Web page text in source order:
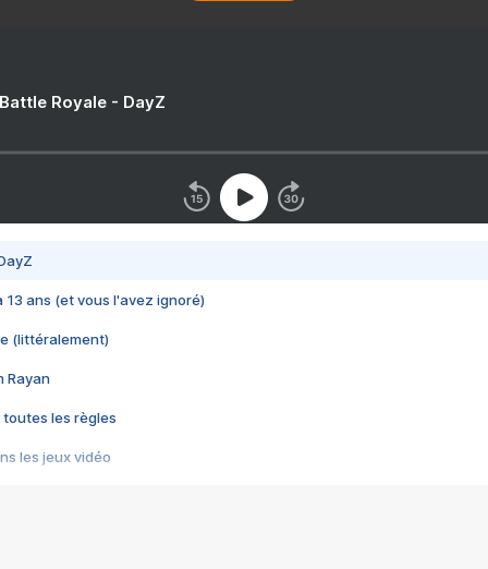
Royale - DayZ
13 ans (et vous l'avez ignoré)
(littéralement)
Rayan
toutes les règles
les jeux vidéo